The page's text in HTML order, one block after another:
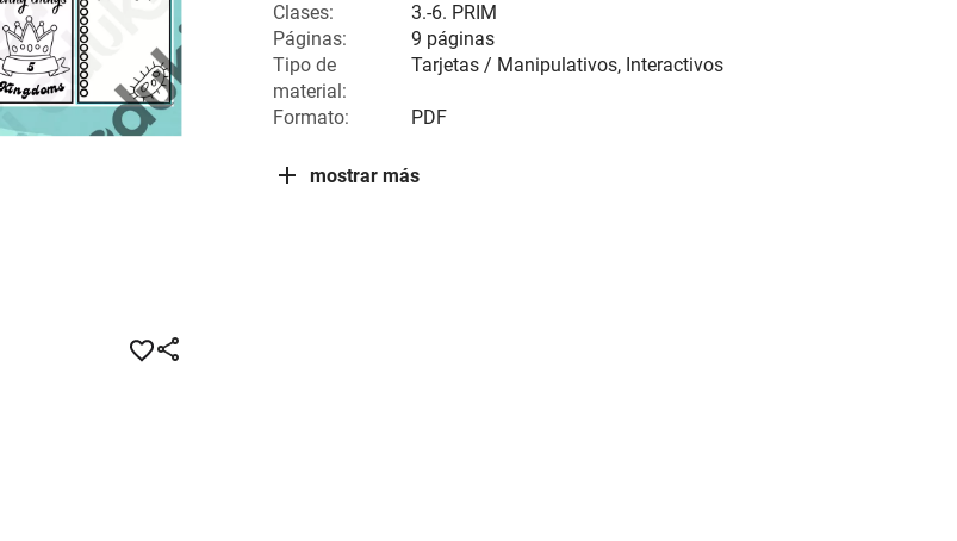
Clases:
3.-6. PRIM
Páginas:
9 páginas
Tipo de
material:
Tarjetas / Manipulativos, Interactivos
Formato: PDF
mostrar más